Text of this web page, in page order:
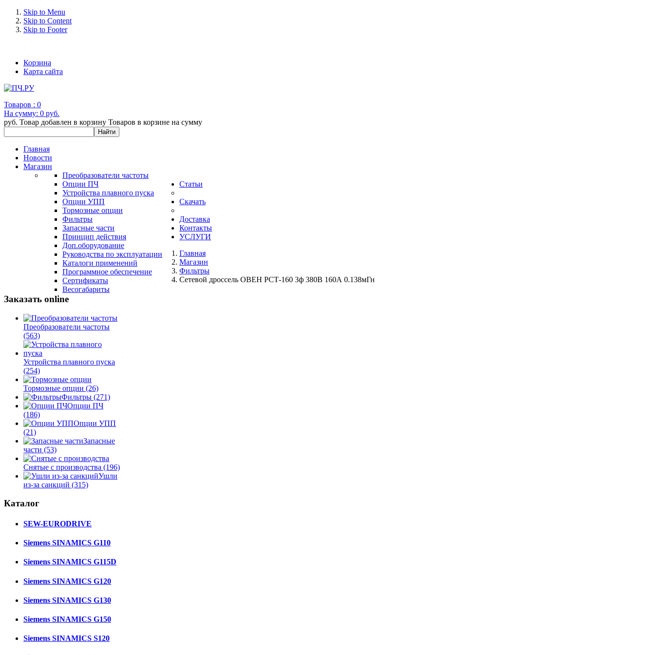
Skip to Menu
Skip to Content
Skip to Footer
Корзина
Карта сайта
Товаров : 0
На сумму: 0 руб.
руб. Товар добавлен в корзину Товаров в корзине на сумму
Главная
Новости
Магазин
Преобразователи частоты
Опции ПЧ
Устройства плавного пуска
Опции УПП
Тормозные опции
Фильтры
Запасные части
Статьи
Принцип действия
Доп.оборудование
Скачать
Руководства по эксплуатации
Каталоги применений
Программное обеспечение
Сертификаты
Весогабариты
Доставка
Контакты
УСЛУГИ
Главная
Магазин
Фильтры
Сетевой дроссель ОВЕН РСТ-160 3ф 380В 160А 0.138мГн
Заказать online
Преобразователи частоты
(563)
Устройства плавного пуска
(254)
Тормозные опции (26)
Фильтры (271)
Опции ПЧ
(186)
Опции УПП
(21)
Запасные
части (53)
Снятые с производства (196)
Ушли
из-за санкций (315)
Каталог
SEW-EURODRIVE
Siemens SINAMICS G110
Siemens SINAMICS G115D
Siemens SINAMICS G120
Siemens SINAMICS G130
Siemens SINAMICS G150
Siemens SINAMICS S120